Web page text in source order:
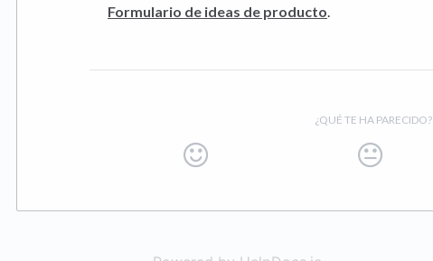
Formulario de ideas de producto.
¿QUÉ TE HA PARECIDO?